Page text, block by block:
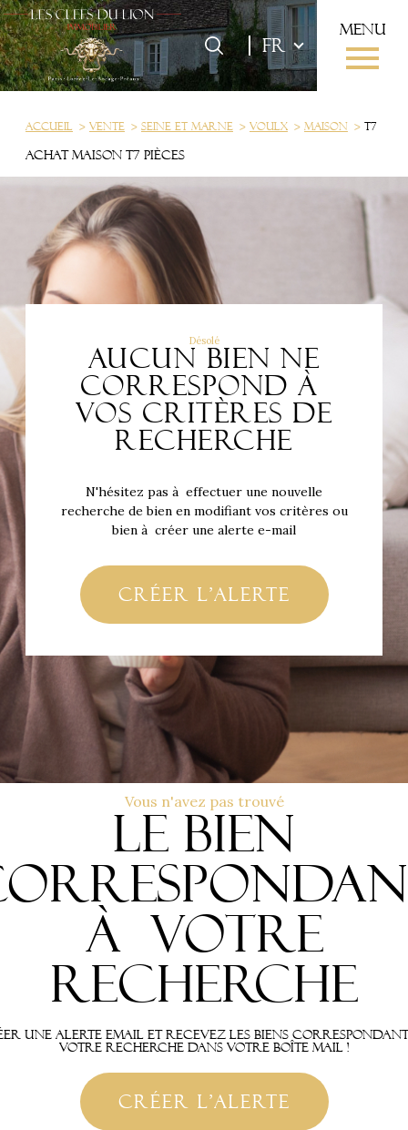
menu
Langue
FR
Accueil 0 Langue
FR
Accueil Vente Seine et marne Voulx Maison T7
Achat Maison T7 pièces
Désolé
Aucun bien ne
correspond à
vos critères de
recherche
N'hésitez pas à effectuer une nouvelle
recherche de bien en modifiant vos critères ou
bien à créer une alerte e-mail
créer l'alerte
Vous n'avez pas trouvé
le bien
à votre
recherche
une alerte email et recevez les biens
votre recherche dans votre boîte mail !
créer l'alerte